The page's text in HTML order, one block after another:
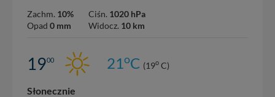
Zachm. 10%
Opad 0 mm
Ciśn. 1020 hPa
Widocz. 10 km
1900 21oC (19o C)
Słonecznie